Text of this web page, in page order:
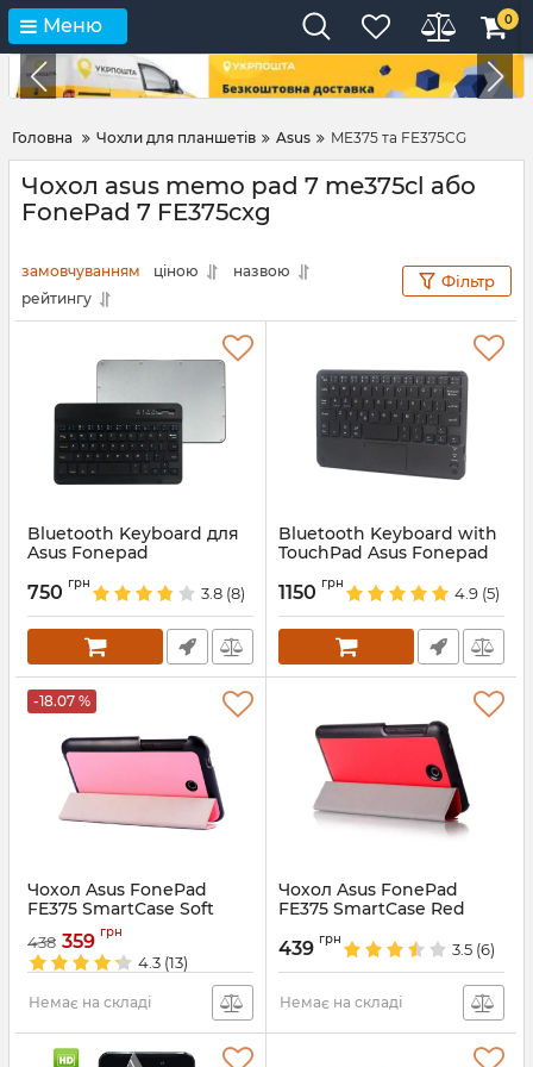
Меню 0
Головна Чохли для планшетів Asus ME375 та FE375CG
Чохол asus memo pad 7 me375cl або
FonePad 7 FE375cxg
замовчуванням ціною
назвою
рейтингу
Фільтр
Bluetooth Keyboard для
Asus Fonepad
750 грн
3.8 (8)
Bluetooth Keyboard with
TouchPad Asus Fonepad
1150 грн
4.9 (5)
-18.07 %
Чохол Asus FonePad
FE375 SmartCase Soft
Артикул:2398
438 359 грн
4.3 (13)
Немає на складі
Чохол Asus FonePad
FE375 SmartCase Red
439 грн
3.5 (6)
Немає на складі